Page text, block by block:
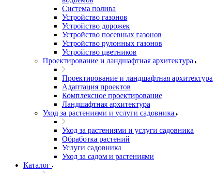
Система полива
Устройство газонов
Устройство дорожек
Устройство посевных газонов
Устройство рулонных газонов
Устройство цветников
Проектирование и ландшафтная архитектура
Проектирование и ландшафтная архитектура
Адаптация проектов
Комплексное проектирование
Ландшафтная архитектура
Уход за растениями и услуги садовника
Уход за растениями и услуги садовника
Обработка растений
Услуги садовника
Уход за садом и растениями
Каталог